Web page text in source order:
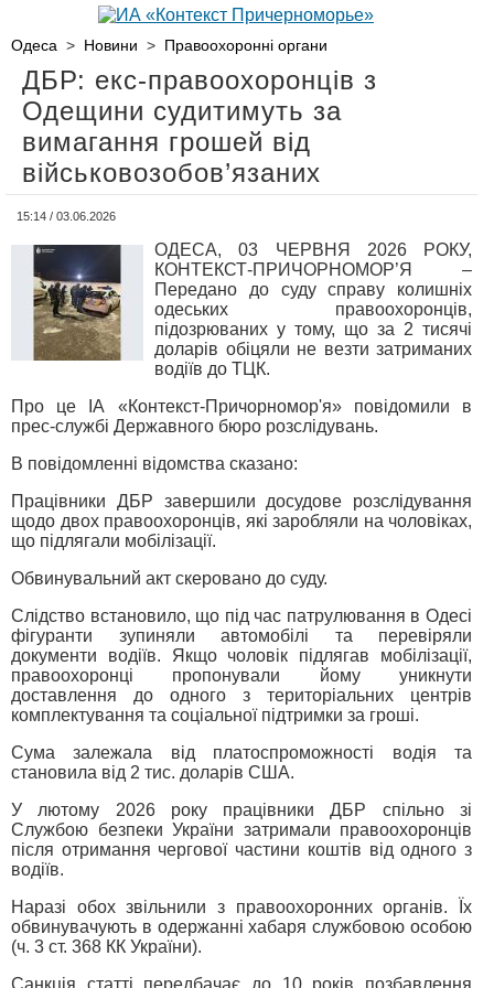
Одеса > Новини > Правоохоронні органи
ДБР: екс-правоохоронців з
Одещини судитимуть за
вимагання грошей від
військовозобов’язаних
15:14 / 03.06.2026
ОДЕСА, 03 ЧЕРВНЯ 2026 РОКУ,
КОНТЕКСТ-ПРИЧОРНОМОР’Я –
Передано до суду справу колишніх
одеських правоохоронців,
підозрюваних у тому, що за 2 тисячі
доларів обіцяли не везти затриманих
водіїв до ТЦК.
Про це ІА «Контекст-Причорномор'я» повідомили в
прес-службі Державного бюро розслідувань.
В повідомленні відомства сказано:
Працівники ДБР завершили досудове розслідування
щодо двох правоохоронців, які заробляли на чоловіках,
що підлягали мобілізації.
Обвинувальний акт скеровано до суду.
Слідство встановило, що під час патрулювання в Одесі
фігуранти зупиняли автомобілі та перевіряли
документи водіїв. Якщо чоловік підлягав мобілізації,
правоохоронці пропонували йому уникнути
доставлення до одного з територіальних центрів
комплектування та соціальної підтримки за гроші.
Сума залежала від платоспроможності водія та
становила від 2 тис. доларів США.
У лютому 2026 року працівники ДБР спільно зі
Службою безпеки України затримали правоохоронців
після отримання чергової частини коштів від одного з
водіїв.
Наразі обох звільнили з правоохоронних органів. Їх
обвинувачують в одержанні хабаря службовою особою
(ч. 3 ст. 368 КК України).
Санкція статті передбачає до 10 років позбавлення